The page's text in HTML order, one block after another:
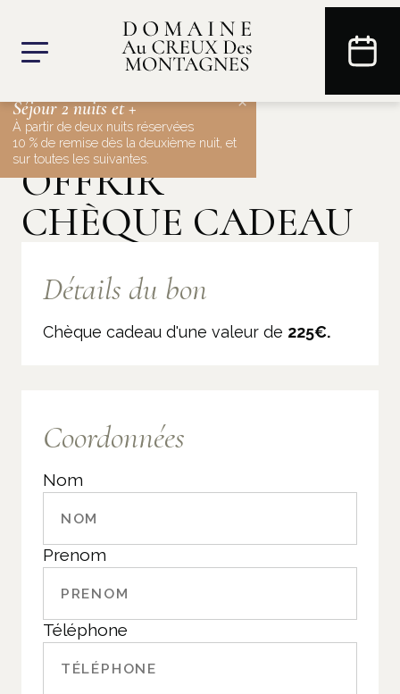
OFFRIR
CHÈQUE CADEAU
Détails du bon
Chèque cadeau d'une valeur de 225€.
Coordonnées
Nom
Prenom
Téléphone
×
Séjour 2 nuits et +
À partir de deux nuits réservées
10 % de remise dès la deuxième nuit, et
sur toutes les suivantes.